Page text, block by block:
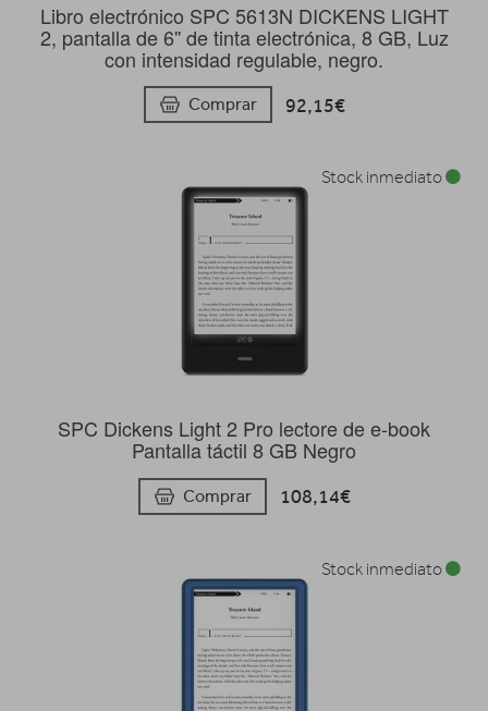
Libro electrónico SPC 5613N DICKENS LIGHT
2, pantalla de 6'' de tinta electrónica, 8 GB, Luz
con intensidad regulable, negro.
Comprar 92,15€
SPC Dickens Light 2 Pro lectore de e-book
Pantalla táctil 8 GB Negro
Comprar 108,14€
Stock inmediato
Stock inmediato